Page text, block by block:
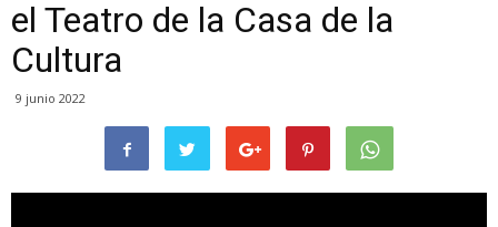
el Teatro de la Casa de la
Cultura
9 junio 2022